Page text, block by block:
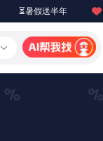
⏳暑假送半年